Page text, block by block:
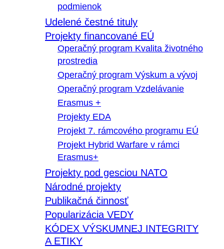
podmienok
Udelené čestné tituly
Projekty financované EÚ
Operačný program Kvalita životného
prostredia
Operačný program Výskum a vývoj
Operačný program Vzdelávanie
Erasmus +
Projekty EDA
Projekt 7. rámcového programu EÚ
Projekt Hybrid Warfare v rámci
Erasmus+
Projekty pod gesciou NATO
Národné projekty
Publikačná činnosť
Popularizácia VEDY
KÓDEX VÝSKUMNEJ INTEGRITY
A ETIKY